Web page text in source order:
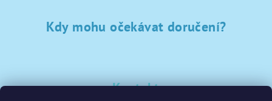
Kdy mohu očekávat doručení?
Kontakt